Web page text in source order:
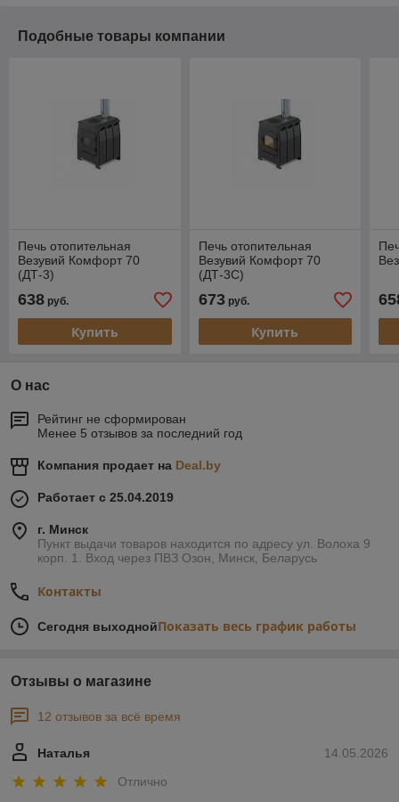
Подобные товары компании
Печь отопительная
Везувий Комфорт 70
(ДТ-3)
638 руб.
Купить
Печь отопительная
Везувий Комфорт 70
(ДТ-3С)
673руб.
Купить
О нас
Рейтинг не сформирован
Менее 5 отзывов за последний год
Компания продает на Deal.by
Работает с 25.04.2019
г. Минск
Пункт выдачи товаров находится по адресу ул. Волоха 9
корп. 1. Вход через ПВЗ Озон, Минск, Беларусь
Контакты
Сегодня выходнойПоказать весь график работы
Отзывы о магазине
12 отзывов за всё время
14.05.2026
Наталья
Отлично